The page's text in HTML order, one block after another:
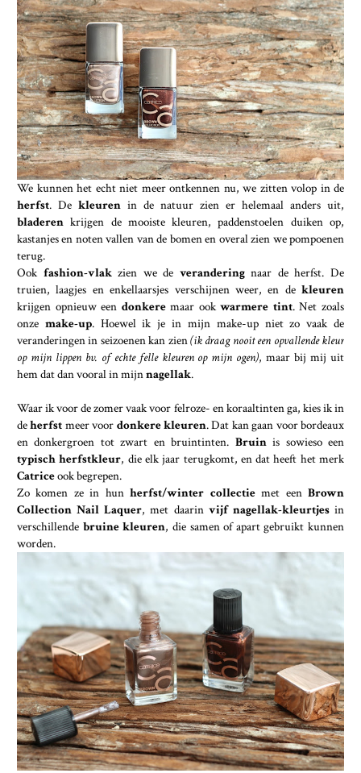
We kunnen het echt niet meer ontkennen nu, we zitten volop in de
herfst. De kleuren in de natuur zien er helemaal anders uit,
bladerenkrijgen de mooiste kleuren, paddenstoelen duiken op,
kastanjes en noten vallen van de bomen en overal zien we pompoenen
terug.
Ookfashion-vlakzien we de veranderingnaar de herfst. De
truien, laagjes en enkellaarsjes verschijnen weer, en de kleuren
krijgen opnieuw een donkeremaar ookwarmere tint. Net zoals
onze make-up. Hoewel ik je in mijn make-up niet zo vaak de
veranderingen in seizoenen kan zien(ik draag nooit een opvallende kleur
op mijn lippen bv. of echte felle kleuren op mijn ogen), maar bij mij uit
hem dat dan vooral in mijnnagellak.
Waar ik voor de zomer vaak voor felroze- en koraaltinten ga, kies ik in
deherfst meer voor donkere kleuren. Dat kan gaan voor bordeaux
en donkergroen tot zwart en bruintinten. Bruinis sowieso een
typisch herfstkleur, die elk jaar terugkomt, en dat heeft het merk
Catriceook begrepen.
Zo komen ze in hunherfst/winter collectiemet eenBrown
Collection Nail Laquer, met daarinvijf nagellak-kleurtjesin
verschillende bruine kleuren, die samen of apart gebruikt kunnen
worden.